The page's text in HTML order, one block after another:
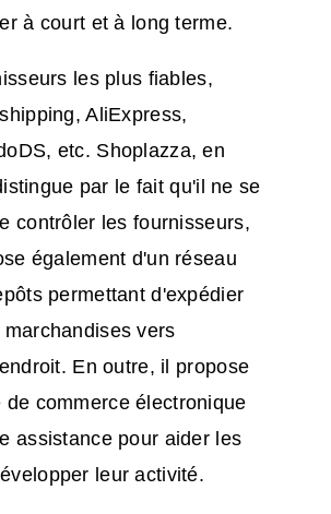
à court et à long terme.
les plus fiables,
AliExpress,
etc. Shoplazza, en
par le fait qu'il ne se
contrôler les fournisseurs,
également d'un réseau
permettant d'expédier
vers
En outre, il propose
de commerce électronique
assistance pour aider les
leur activité.